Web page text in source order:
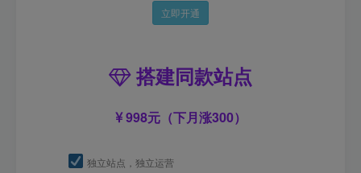
立即开通
搭建同款站点
998元（下月涨300）
独立站点，独立运营